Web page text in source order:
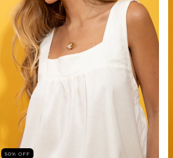
50% OFF